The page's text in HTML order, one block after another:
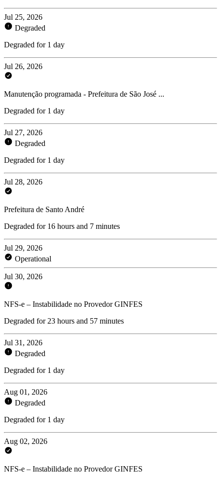
Jul 25, 2026
Degraded
Degraded for 1 day
Jul 26, 2026
Manutenção programada - Prefeitura de São José ...
Degraded for 1 day
Jul 27, 2026
Degraded
Degraded for 1 day
Jul 28, 2026
Prefeitura de Santo André
Degraded for 16 hours and 7 minutes
Jul 29, 2026
Operational
Jul 30, 2026
NFS-e – Instabilidade no Provedor GINFES
Degraded for 23 hours and 57 minutes
Jul 31, 2026
Degraded
Degraded for 1 day
Aug 01, 2026
Degraded
Degraded for 1 day
Aug 02, 2026
NFS-e – Instabilidade no Provedor GINFES